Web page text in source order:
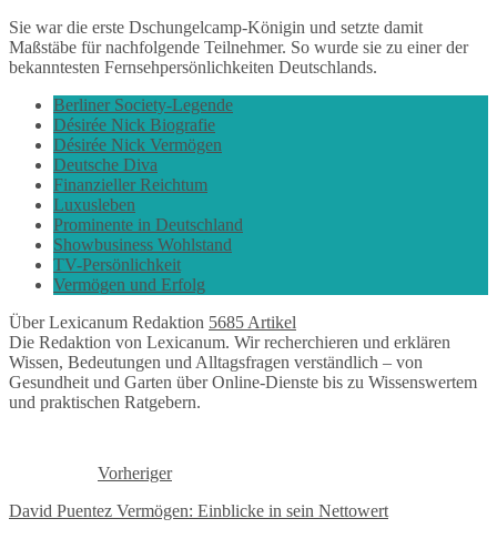
Sie war die erste Dschungelcamp-Königin und setzte damit
Maßstäbe für nachfolgende Teilnehmer. So wurde sie zu einer der
bekanntesten Fernsehpersönlichkeiten Deutschlands.
Berliner Society-Legende
Désirée Nick Biografie
Désirée Nick Vermögen
Deutsche Diva
Finanzieller Reichtum
Luxusleben
Prominente in Deutschland
Showbusiness Wohlstand
TV-Persönlichkeit
Vermögen und Erfolg
Über Lexicanum Redaktion 5685 Artikel
Die Redaktion von Lexicanum. Wir recherchieren und erklären
Wissen, Bedeutungen und Alltagsfragen verständlich – von
Gesundheit und Garten über Online-Dienste bis zu Wissenswertem
und praktischen Ratgebern.
Vorheriger
David Puentez Vermögen: Einblicke in sein Nettowert